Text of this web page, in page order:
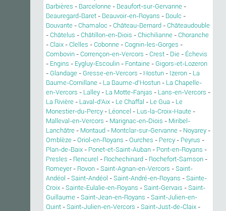
Barbières - Barcelonne - Beaufort-sur-Gervanne -
Beauregard-Baret - Beauvoir-en-Royans - Boulc -
Bouvante - Chamaloc - Château-Bernard - Châteaudouble
- Châtelus - Châtillon-en-Diois - Chichilianne - Choranche
- Claix - Clelles - Cobonne - Cognin-les-Gorges -
Combovin - Corrençon-en-Vercors - Crest - Die - Échevis
- Engins - Eygluy-Escoulin - Fontaine - Gigors-et-Lozeron
- Glandage - Gresse-en-Vercors - Hostun - Izeron - La
Baume-Cornillane - La Baume-d'Hostun - La Chapelle-
en-Vercors - Lalley - La Motte-Fanjas - Lans-en-Vercors -
La Rivière - Laval-d'Aix - Le Chaffal - Le Gua - Le
Monestier-du-Percy - Léoncel - Lus-la-Croix-Haute -
Malleval-en-Vercors - Marignac-en-Diois - Miribel-
Lanchâtre - Montaud - Montclar-sur-Gervanne - Noyarey -
Omblèze - Oriol-en-Royans - Ourches - Percy - Peyrus -
Plan-de-Baix - Ponet-et-Saint-Auban - Pont-en-Royans -
Presles - Rencurel - Rochechinard - Rochefort-Samson -
Romeyer- Rovon - Saint-Agnan-en-Vercors - Saint-
Andéol - Saint-Andéol - Saint-André-en-Royans - Sainte-
Croix - Sainte-Eulalie-en-Royans - Saint-Gervais - Saint-
Guillaume - Saint-Jean-en-Royans - Saint-Julien-en-
Quint - Saint-Julien-en-Vercors - Saint-Just-de-Claix -